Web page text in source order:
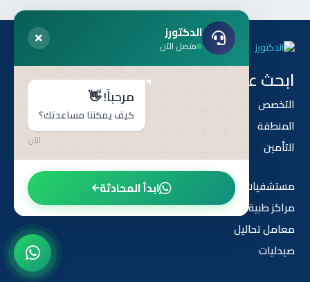
ابحث عن طريق
التخصص
المنطقة
التأمين
مستشفيات
مراكز طبية
معامل تحاليل
صيدليات
هل أنت طبيب ؟
أنضم إلى أطباء الدكتورز
من نحن
الدكتورز
متصل الآن
مرحباً! 👋
كيف يمكننا مساعدتك؟
الآن
ابدأ المحادثة